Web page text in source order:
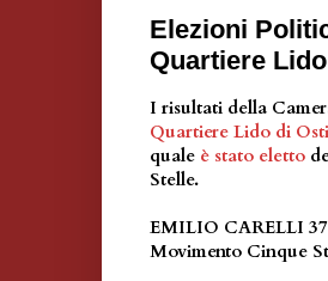
Elezioni
Quartiere
I risultati della
Quartiere Lido di
quale è stato eletto
Stelle.
EMILIO CARELLI
Movimento Cinque